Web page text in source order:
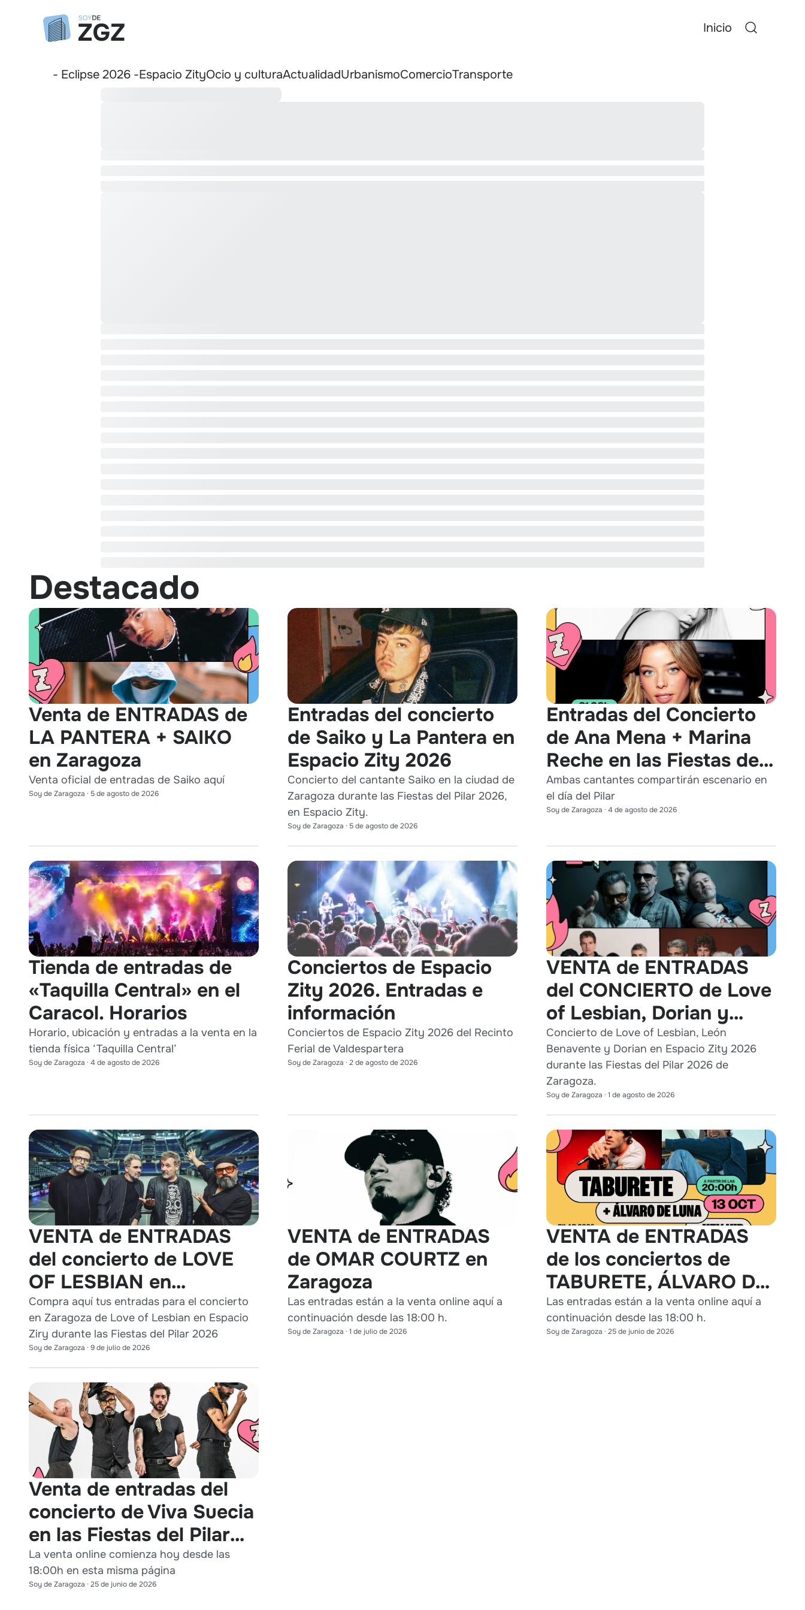
Inicio
- Eclipse 2026 -Espacio ZityOcio y culturaActualidadUrbanismoComercioTransporte
Destacado
Venta de ENTRADAS de
LA PANTERA + SAIKO
en Zaragoza
Venta oficial de entradas de Saiko aquí
Soy de Zaragoza · 5 de agosto de 2026
Entradas del concierto
de Saiko y La Pantera en
Espacio Zity 2026
Concierto del cantante Saiko en la ciudad de
Zaragoza durante las Fiestas del Pilar 2026,
en Espacio Zity.
Soy de Zaragoza · 5 de agosto de 2026
Entradas del Concierto
de Ana Mena + Marina
Reche en las Fiestas del
Pilar 2026
Ambas cantantes compartirán escenario en
el día del Pilar
Soy de Zaragoza · 4 de agosto de 2026
Tienda de entradas de
«Taquilla Central» en el
Caracol. Horarios
Horario, ubicación y entradas a la venta en la
tienda física ‘Taquilla Central’
Soy de Zaragoza · 4 de agosto de 2026
Conciertos de Espacio
Zity 2026. Entradas e
información
Conciertos de Espacio Zity 2026 del Recinto
Ferial de Valdespartera
Soy de Zaragoza · 2 de agosto de 2026
VENTA de ENTRADAS
del CONCIERTO de Love
of Lesbian, Dorian y
León Benavente en
Zaragoza 2026
Concierto de Love of Lesbian, León
Benavente y Dorian en Espacio Zity 2026
durante las Fiestas del Pilar 2026 de
Zaragoza.
Soy de Zaragoza · 1 de agosto de 2026
VENTA de ENTRADAS
del concierto de LOVE
OF LESBIAN en
Zaragoza durante Pilares
2026
Compra aquí tus entradas para el concierto
en Zaragoza de Love of Lesbian en Espacio
Ziry durante las Fiestas del Pilar 2026
Soy de Zaragoza · 9 de julio de 2026
VENTA de ENTRADAS
de OMAR COURTZ en
Zaragoza
Las entradas están a la venta online aquí a
continuación desde las 18:00 h.
Soy de Zaragoza · 1 de julio de 2026
VENTA de ENTRADAS
de los conciertos de
TABURETE, ÁLVARO DE
LUNA y HEY KID en
Zaragoza
Las entradas están a la venta online aquí a
continuación desde las 18:00 h.
Soy de Zaragoza · 25 de junio de 2026
Venta de entradas del
concierto de Viva Suecia
en las Fiestas del Pilar
2026
La venta online comienza hoy desde las
18:00h en esta misma página
Soy de Zaragoza · 25 de junio de 2026